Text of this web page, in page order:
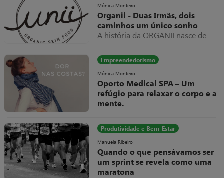
Mónica Monteiro
Organii - Duas Irmãs, dois
caminhos um único sonho
A história da ORGANII nasce de
Desde bebés que as irmãs Curica
desenvolviam várias alergias de
pele.
Empreendedorismo
Mónica Monteiro
Oporto Medical SPA – Um
refúgio para relaxar o corpo e a
mente.
Clínica de Nutrição do Porto, onde
eram realizadas as massagens
oferecidas aos clientes da Clínica.
Produtividade e Bem-Estar
Manuela Ribeiro
Quando o que pensávamos ser
um sprint se revela como uma
maratona